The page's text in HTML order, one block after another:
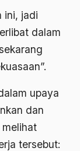
ini, jadi
dalam
upaya
dan
tersebut: